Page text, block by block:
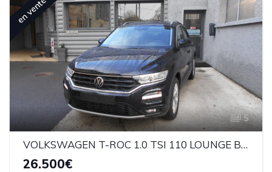
en vente
5
VOLKSWAGEN T-ROC 1.0 TSI 110 LOUNGE BUSINESS
26.500€